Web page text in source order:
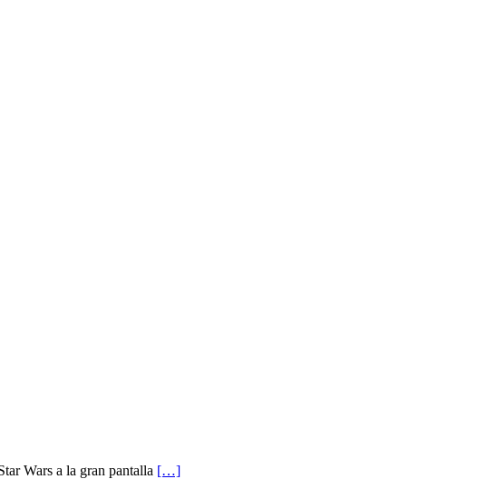
Wars a la gran pantalla […]